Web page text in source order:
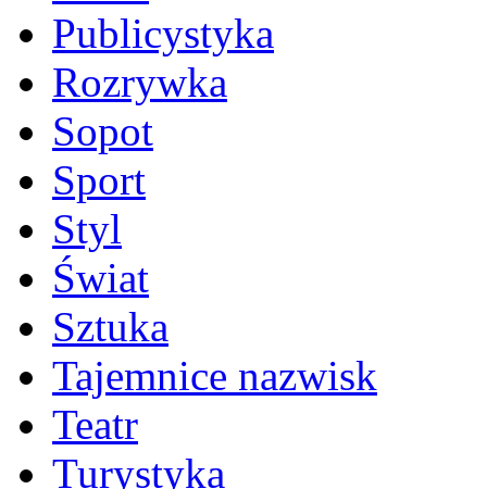
Publicystyka
Rozrywka
Sopot
Sport
Styl
Świat
Sztuka
Tajemnice nazwisk
Teatr
Turystyka